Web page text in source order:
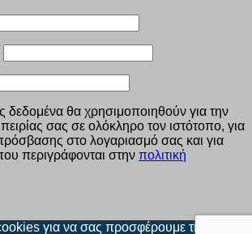
Απαιτείται
θα χρησιμοποιηθούν για την
σας σε ολόκληρο τον ιστότοπο, για
στο λογαριασμό σας και για
περιγράφονται στην πολιτική
για να σας προσφέρουμε την